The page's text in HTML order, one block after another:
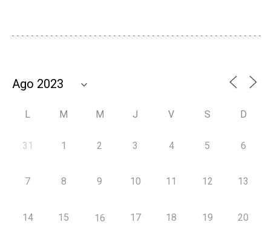
L M M J V S D
31 1 2 3 4 5 6
7 8 9 10 11 12 13
14 15 16 17 18 19 20